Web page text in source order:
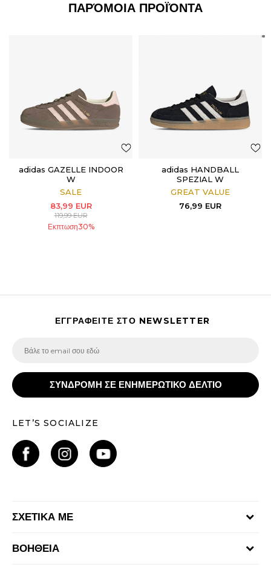
ΠΑΡΌΜΟΙΑ ΠΡΟΪΌΝΤΑ
adidas GAZELLE INDOOR
W
SALE
83,99 EUR
119,99EUR
Εκπτωση30%
adidas HANDBALL
SPEZIAL W
GREAT VALUE
76,99 EUR
ΕΓΓΡΑΦΕΙΤΕ ΣΤΟ NEWSLETTER
ΣΥΝΔΡΟΜΗ ΣΕ ΕΝΗΜΕΡΩΤΙΚΟ ΔΕΛΤΙΟ
LET’S SOCIALIZE
ΣΧΕΤΙΚΑ ΜΕ
ΒΟΗΘΕΙΑ